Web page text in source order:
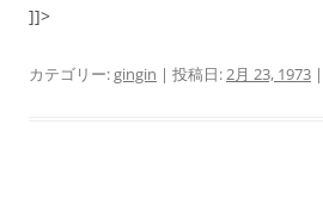
]]>
カテゴリー:gingin | 投稿日:2月 23, 1973 |